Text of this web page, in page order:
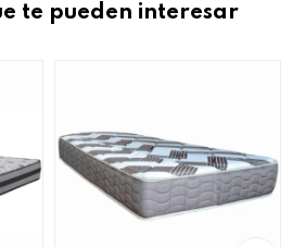
te pueden interesar